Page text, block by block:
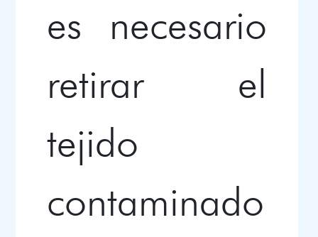
es necesario
retirar el
tejido
contaminado